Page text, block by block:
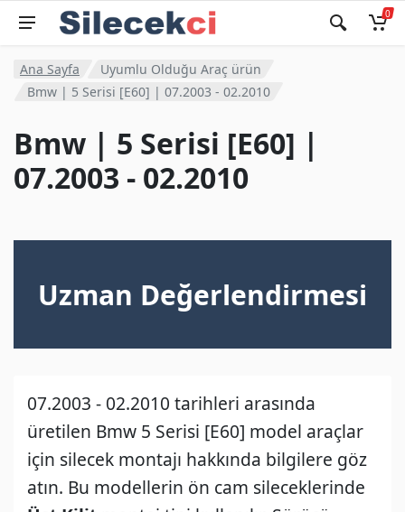
0
Ana Sayfa
Uyumlu Olduğu Araç ürün
Bmw | 5 Serisi [E60] | 07.2003 - 02.2010
Bmw | 5 Serisi [E60] |
07.2003 - 02.2010
Uzman Değerlendirmesi
07.2003 - 02.2010 tarihleri arasında
üretilen Bmw 5 Serisi [E60] model araçlar
için silecek montajı hakkında bilgilere göz
atın. Bu modellerin ön cam sileceklerinde